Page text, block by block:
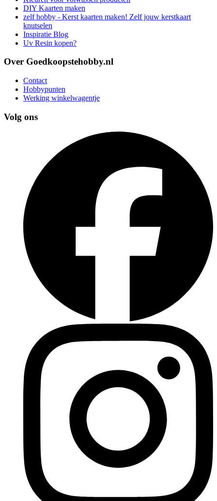
DIY Kaarten maken
zelf hobby - Kerst kaarten maken! Zelf jouw kerstkaart
knutselen
Inspiratie Blog
Uv Resin kopen?
Over Goedkoopstehobby.nl
Contact
Hobbypunten
Werking winkelwagentje
Volg ons